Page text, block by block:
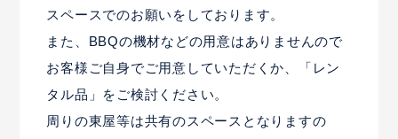
スペースでのお願いをしております。
また、BBQの機材などの用意はありませんので
お客様ご自身でご用意していただくか、「 レン
タル品 」をご検討ください。
周りの東屋等は共有のスペースとなりますの